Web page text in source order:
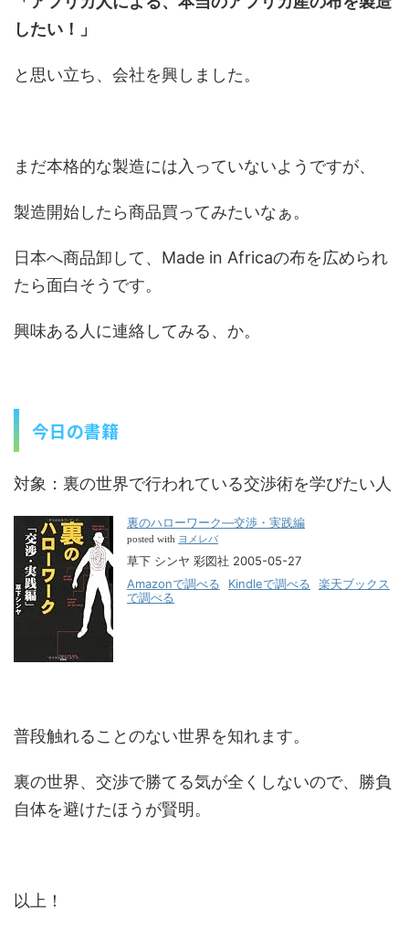
したい！」
と思い立ち、会社を興しました。
まだ本格的な製造には入っていないようですが、
製造開始したら商品買ってみたいなぁ。
日本へ商品卸して、Made in Africaの布を広められ
たら面白そうです。
興味ある人に連絡してみる、か。
今日の書籍
対象：裏の世界で行われている交渉術を学びたい人
裏のハローワーク―交渉・実践編
posted with ヨメレバ
草下 シンヤ 彩図社 2005-05-27
Amazonで調べる
Kindleで調べる
楽天ブックス
で調べる
普段触れることのない世界を知れます。
裏の世界、交渉で勝てる気が全くしないので、勝負
自体を避けたほうが賢明。
以上！